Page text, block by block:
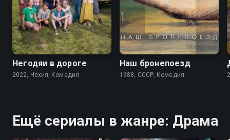
6.0
Негодяи в дороге
2022, Чехия, Комедия
7.3
Наш бронепоезд
1988, СССР, Комедия
Ещё сериалы в жанре: Драма